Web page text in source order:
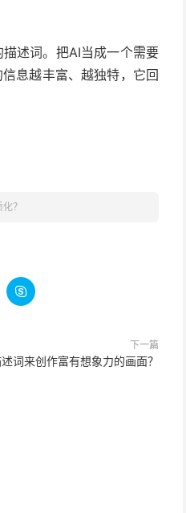
述词。把AI当成一个需要
息越丰富、越独特，它回
？

下一篇
词来创作富有想象力的画面？